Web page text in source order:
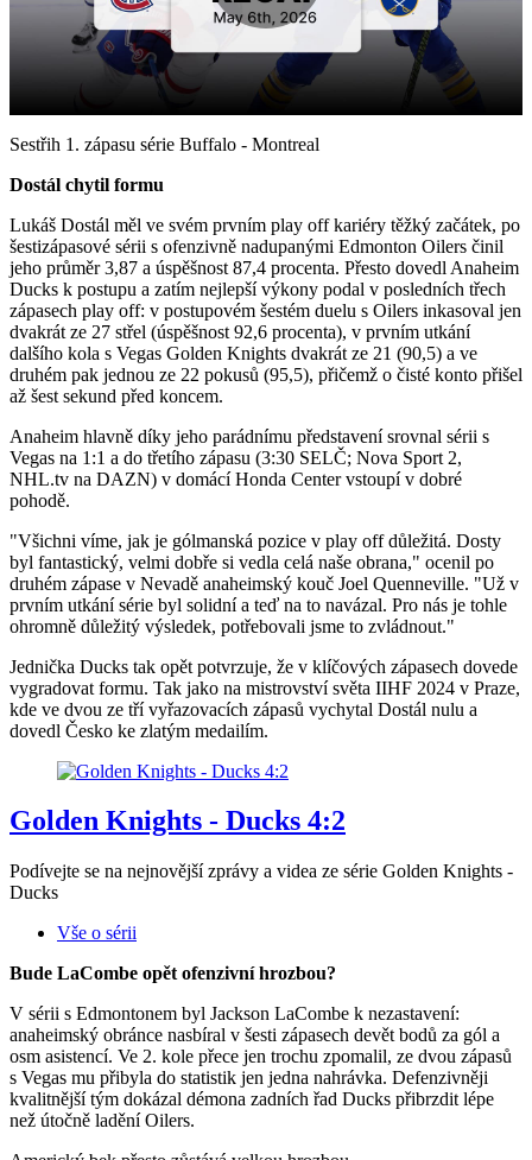
Play
Video
Sestřih 1. zápasu série Buffalo - Montreal
Dostál chytil formu
Lukáš Dostál měl ve svém prvním play off kariéry těžký začátek, po
šestizápasové sérii s ofenzivně nadupanými Edmonton Oilers činil
jeho průměr 3,87 a úspěšnost 87,4 procenta. Přesto dovedl Anaheim
Ducks k postupu a zatím nejlepší výkony podal v posledních třech
zápasech play off: v postupovém šestém duelu s Oilers inkasoval jen
dvakrát ze 27 střel (úspěšnost 92,6 procenta), v prvním utkání
dalšího kola s Vegas Golden Knights dvakrát ze 21 (90,5) a ve
druhém pak jednou ze 22 pokusů (95,5), přičemž o čisté konto přišel
až šest sekund před koncem.
Anaheim hlavně díky jeho parádnímu představení srovnal sérii s
Vegas na 1:1 a do třetího zápasu (3:30 SELČ; Nova Sport 2,
NHL.tv na DAZN) v domácí Honda Center vstoupí v dobré
pohodě.
"Všichni víme, jak je gólmanská pozice v play off důležitá. Dosty
byl fantastický, velmi dobře si vedla celá naše obrana," ocenil po
druhém zápase v Nevadě anaheimský kouč Joel Quenneville. "Už v
prvním utkání série byl solidní a teď na to navázal. Pro nás je tohle
ohromně důležitý výsledek, potřebovali jsme to zvládnout."
Jednička Ducks tak opět potvrzuje, že v klíčových zápasech dovede
vygradovat formu. Tak jako na mistrovství světa IIHF 2024 v Praze,
kde ve dvou ze tří vyřazovacích zápasů vychytal Dostál nulu a
dovedl Česko ke zlatým medailím.
Golden Knights - Ducks 4:2
Podívejte se na nejnovější zprávy a videa ze série Golden Knights -
Ducks
Vše o sérii
Bude LaCombe opět ofenzivní hrozbou?
V sérii s Edmontonem byl Jackson LaCombe k nezastavení:
anaheimský obránce nasbíral v šesti zápasech devět bodů za gól a
osm asistencí. Ve 2. kole přece jen trochu zpomalil, ze dvou zápasů
s Vegas mu přibyla do statistik jen jedna nahrávka. Defenzivněji
kvalitnější tým dokázal démona zadních řad Ducks přibrzdit lépe
než útočně ladění Oilers.